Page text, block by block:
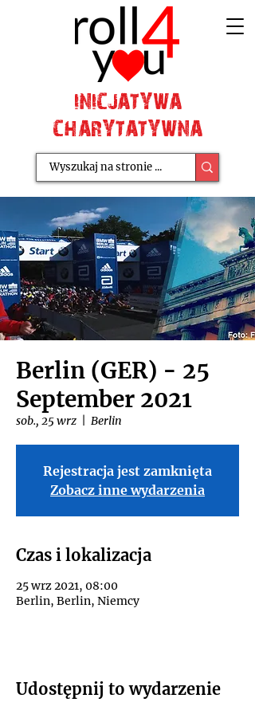
INICJATYWA
CHARYTATYWNA
Berlin (GER) - 25
September 2021
sob., 25 wrz Berlin
Rejestracja jest zamknięta
Zobacz inne wydarzenia
Czas i lokalizacja
25 wrz 2021, 08:00
Berlin, Berlin, Niemcy
Udostępnij to wydarzenie